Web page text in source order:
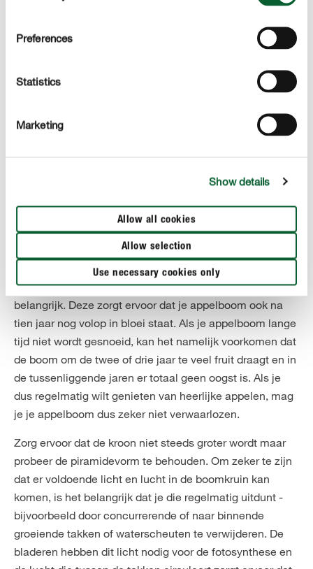
Preferences
Statistics
Marketing
Show details
Allow all cookies
Allow selection
Use necessary cookies only
APPELBOMEN MET PIRAMIDEKROON
Appelboom snoeien - verjongingssnoei
Na een paar jaar verliezen de vruchtdragende scheuten
kracht en vitaliteit. Daarom is eenverjongingssnoeiheel
belangrijk. Deze zorgt ervoor dat je appelboom ook na
tien jaar nog volop in bloei staat. Als je appelboom lange
tijd niet wordt gesnoeid, kan het namelijk voorkomen dat
de boom om de twee of drie jaar te veel fruit draagt en in
de tussenliggende jaren er totaal geen oogst is. Als je
dus regelmatig wilt genieten van heerlijke appelen, mag
je je appelboom dus zeker niet verwaarlozen.
Zorg ervoor dat de kroon niet steeds groter wordt maar
probeer de piramidevorm te behouden. Om zeker te zijn
dat er voldoende licht en lucht in de boomkruin kan
komen, is het belangrijk dat je die regelmatig uitdunt -
bijvoorbeeld door concurrerende of naar binnende
groeiende takken of waterscheuten te verwijderen. De
bladeren hebben dit licht nodig voor de fotosynthese en